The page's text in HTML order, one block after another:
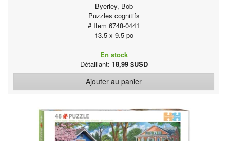
Byerley, Bob
Puzzles cognitifs
# Item 6748-0441
13.5 x 9.5 po
En stock
Détaillant: 18,99 $USD
Ajouter au panier